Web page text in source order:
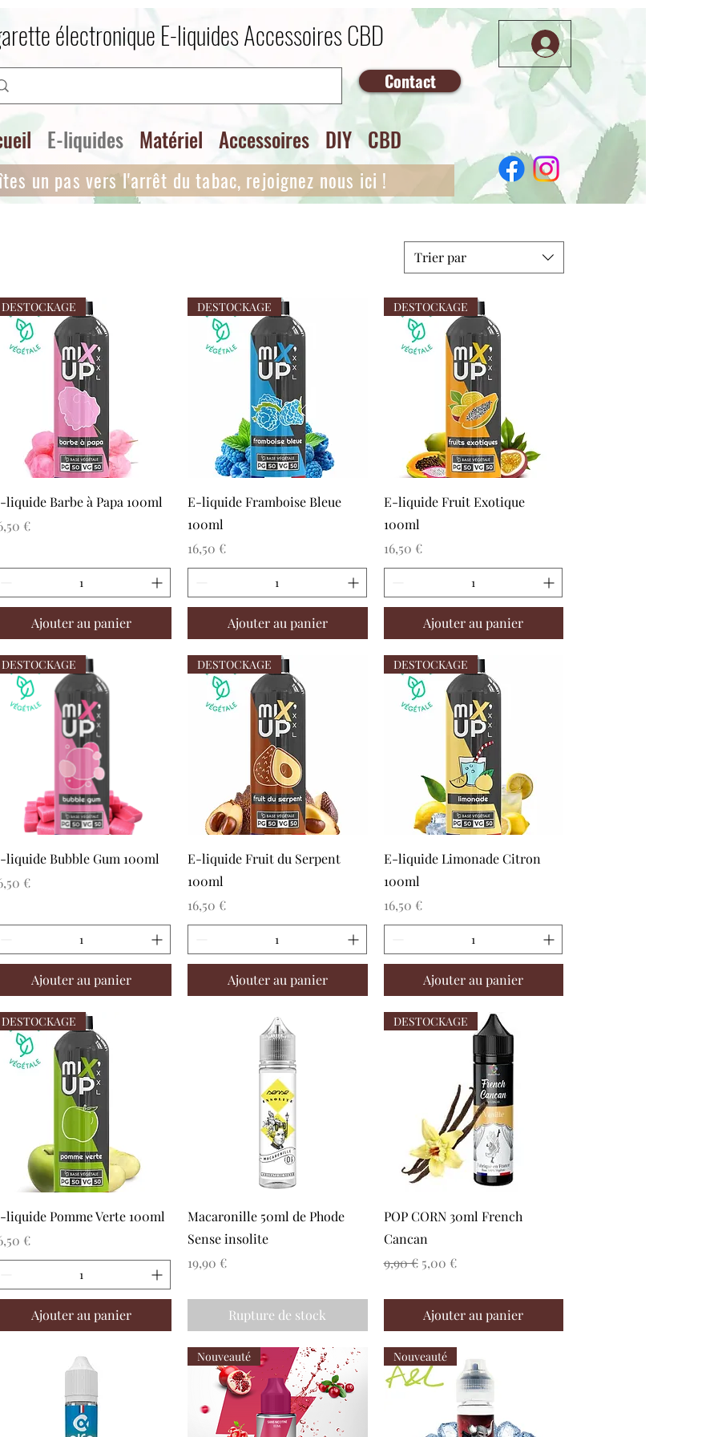
E-liquides Matériel Accessoires DIY CBD
Contact
électronique E-liquides Accessoires CBD
un pas vers l'arrêt du tabac, rejoignez nous ici !
Trier par
Aperçu rapide
DESTOCKAGE
liquide Barbe à Papa 100ml
€
Ajouter au panier
Aperçu rapide
DESTOCKAGE
E-liquide Framboise Bleue
100ml
Prix
16,50 €
Ajouter au panier
Aperçu rapide
DESTOCKAGE
E-liquide Fruit Exotique
100ml
Prix
16,50 €
Ajouter au panier
Aperçu rapide
DESTOCKAGE
liquide Bubble Gum 100ml
€
Ajouter au panier
Aperçu rapide
DESTOCKAGE
E-liquide Fruit du Serpent
100ml
Prix
16,50 €
Ajouter au panier
Aperçu rapide
DESTOCKAGE
E-liquide Limonade Citron
100ml
Prix
16,50 €
Ajouter au panier
Aperçu rapide
DESTOCKAGE
liquide Pomme Verte 100ml
€
Ajouter au panier
Aperçu rapide
Macaronille 50ml de Phode
Sense insolite
Prix
19,90 €
Rupture de stock
Aperçu rapide
DESTOCKAGE
POP CORN 30ml French
Cancan
Prix original
9,90 € Prix promotionnel
5,00 €
Ajouter au panier
Nouveauté Nouveauté